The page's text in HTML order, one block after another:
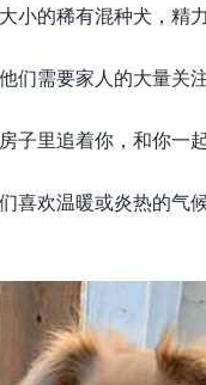
小的稀有混种犬，精
需要家人的大量关注
里追着你，和你一起
喜欢温暖或炎热的气